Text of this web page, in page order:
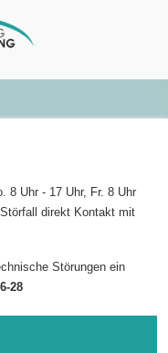
8 Uhr - 17 Uhr, Fr. 8 Uhr
direkt Kontakt mit
Störungen ein
28